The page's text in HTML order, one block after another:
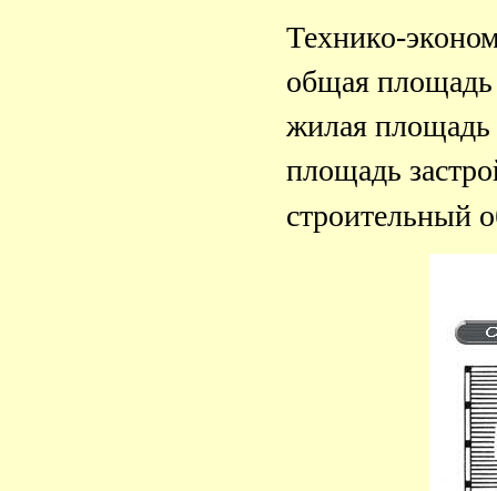
Технико-
общая
жилая
площадь
строительный